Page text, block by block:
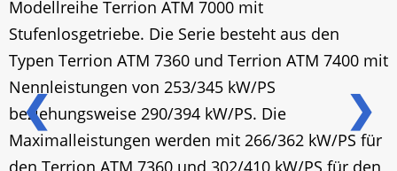
❮ ❯
Modellreihe Terrion ATM 7000 mit
Stufenlosgetriebe. Die Serie besteht aus den
Typen Terrion ATM 7360 und Terrion ATM 7400 mit
Nennleistungen von 253/345 kW/PS
beziehungsweise 290/394 kW/PS. Die
Maximalleistungen werden mit 266/362 kW/PS für